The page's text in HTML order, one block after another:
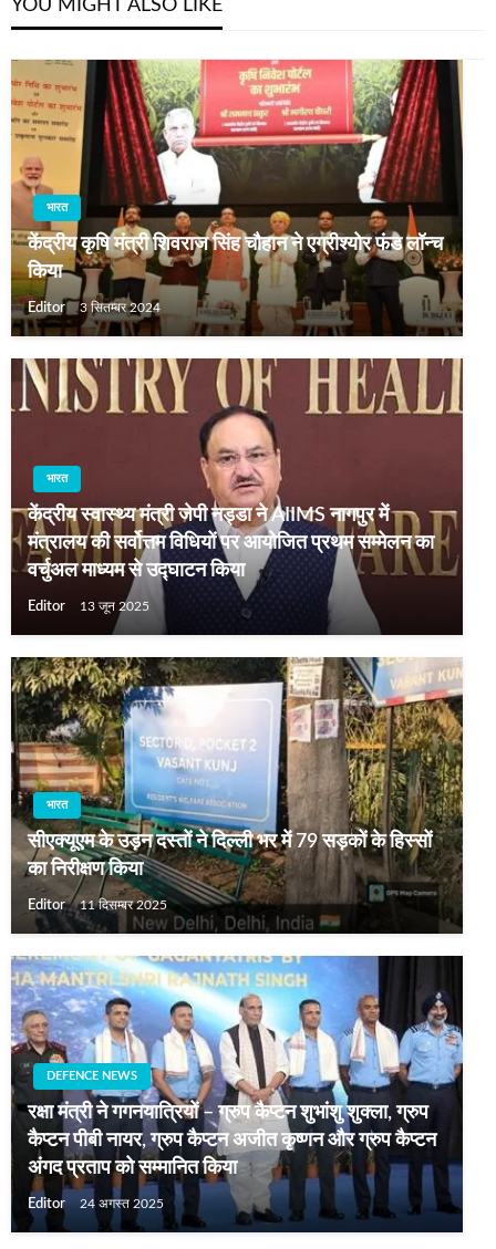
YOU MIGHT ALSO LIKE
भारत
केंद्रीय कृषि मंत्री शिवराज सिंह चौहान ने एग्रीश्योर फंड लॉन्च
किया
Editor 3 सितम्बर 2024
भारत
केंद्रीय स्वास्थ्य मंत्री जेपी नड्डा ने AIIMS नागपुर में
मंत्रालय की सर्वोत्तम विधियों पर आयोजित प्रथम सम्मेलन का
वर्चुअल माध्यम से उद्घाटन किया
Editor 13 जून 2025
भारत
सीएक्यूएम के उड़न दस्तों ने दिल्ली भर में 79 सड़कों के हिस्सों
का निरीक्षण किया
Editor 11 दिसम्बर 2025
DEFENCE NEWS
रक्षा मंत्री ने गगनयात्रियों – ग्रुप कैप्टन शुभांशु शुक्ला, ग्रुप
कैप्टन पीबी नायर, ग्रुप कैप्टन अजीत कृष्णन और ग्रुप कैप्टन
अंगद प्रताप को सम्मानित किया
Editor 24 अगस्त 2025